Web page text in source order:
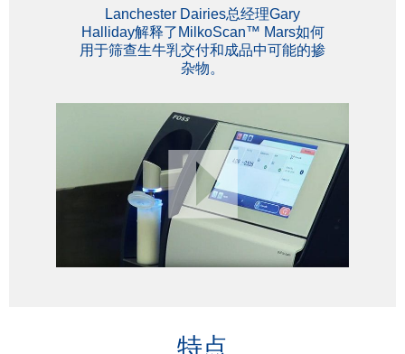
Lanchester Dairies总经理Gary
Halliday解释了MilkoScan™ Mars如何
用于筛查生牛乳交付和成品中可能的掺
杂物。
特点